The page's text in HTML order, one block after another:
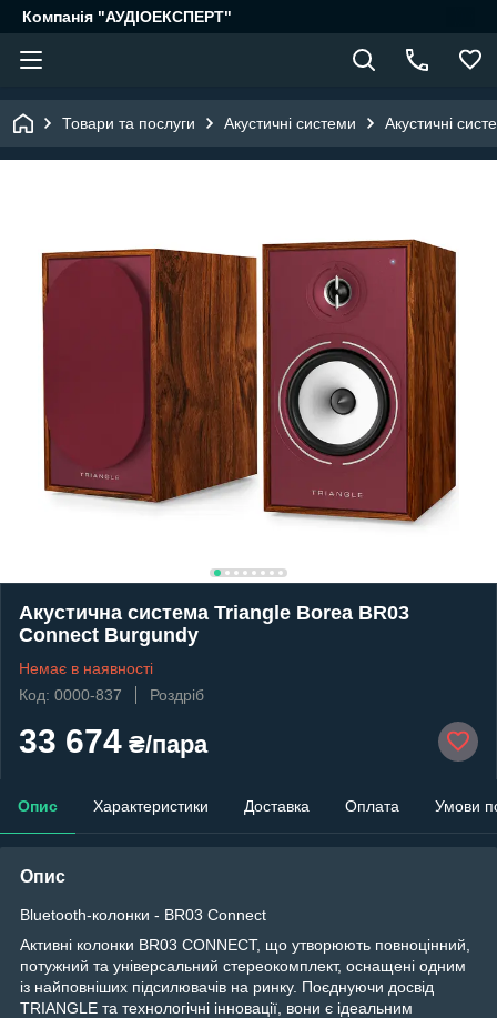
Компанія "АУДІОЕКСПЕРТ"
Товари та послуги Акустичні системи Акустичні
Акустична система Triangle Borea BR03
Connect Burgundy
Немає в наявності
Код: 0000-837
Роздріб
33 674 ₴/пара
Опис Характеристики Доставка Оплата Умови
Опис
Bluetooth-колонки - BR03 Connect
Активні колонки BR03 CONNECT, що утворюють повноцінний,
потужний та універсальний стереокомплект, оснащені одним
із найповніших підсилювачів на ринку. Поєднуючи досвід
TRIANGLE та технологічні інновації, вони є ідеальним